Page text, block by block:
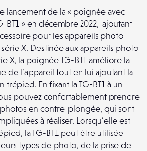
lancement de la « poignée avec
BT1 » en décembre 2022, ajoutant
pour les appareils photo
X. Destinée aux appareils photo
X, la poignée TG-BT1 améliore la
de l’appareil tout en lui ajoutant la
trépied. En fixant la TG-BT1 à un
pouvez confortablement prendre
en contre-plongée, qui sont
à réaliser. Lorsqu’elle est
la TG-BT1 peut être utilisée
types de photo, de la prise de